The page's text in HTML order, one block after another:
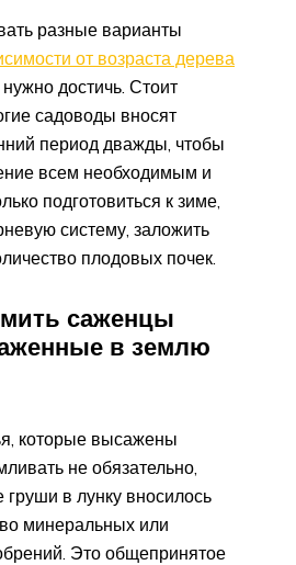
разные варианты
от возраста дерева
достичь. Стоит
садоводы вносят
период дважды, чтобы
всем необходимым и
подготовиться к зиме,
систему, заложить
плодовых почек.
саженцы
в землю
которые высажены
не обязательно,
груши в лунку вносилось
минеральных или
Это общепринятое